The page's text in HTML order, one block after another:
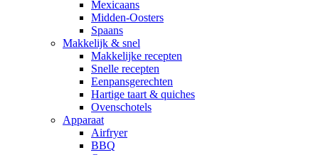
Mexicaans
Midden-Oosters
Spaans
Makkelijk & snel
Makkelijke recepten
Snelle recepten
Eenpansgerechten
Hartige taart & quiches
Ovenschotels
Apparaat
Airfryer
BBQ